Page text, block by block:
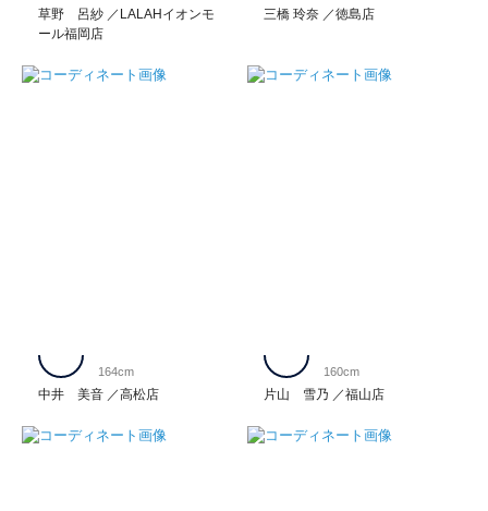
草野 呂紗
LALAHイオンモ
ール福岡店
三橋 玲奈 徳島店
中井 美音 高松店
164cm
片山 雪乃 福山店
160cm